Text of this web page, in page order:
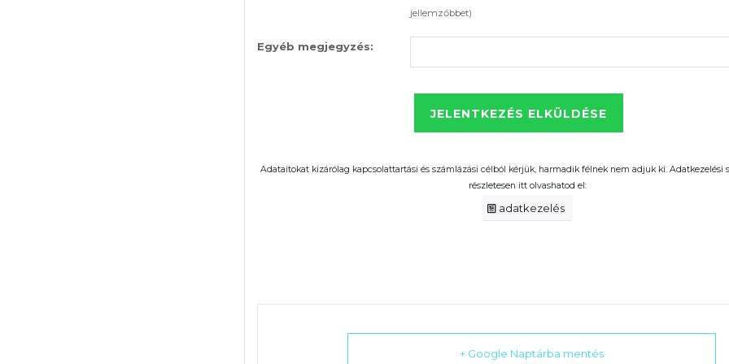
jellemzőbbet)
Egyéb megjegyzés:
Adataitokat kizárólag kapcsolattartási és számlázási célból kérjük, harmadik félnek nem adjuk ki. Adatkezelési
részletesen itt olvashatod el:
adatkezelés
+ Google Naptárba mentés